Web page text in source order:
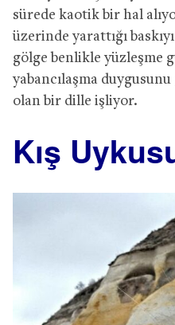
sürede kaotik bir hal
üzerinde yarattığı
gölge benlikle yüzleşme
yabancılaşma
olan bir dille işliyor.
Kış